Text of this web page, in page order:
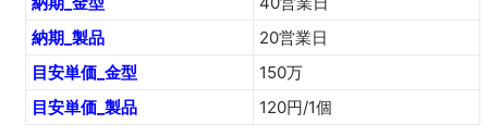
納期_製品
20営業日
目安単価_金型
150万
目安単価_製品
120円/1個